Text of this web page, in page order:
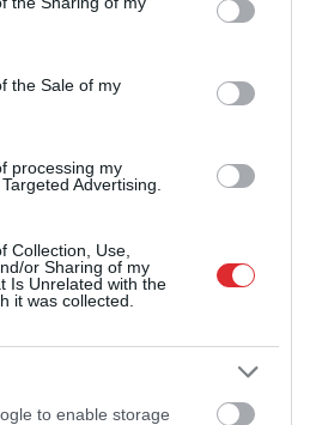
Google and its third-party tags to
specified purposes in below Google
the Sale of my
processing my
Advertising.
Collection, Use,
or Sharing of my
Is Unrelated with the
it was collected.
to enable storage